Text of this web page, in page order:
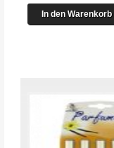
In den Warenkorb